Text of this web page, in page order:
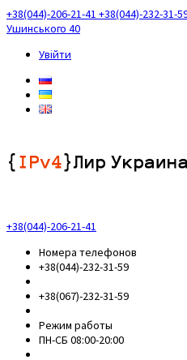
+38(044)-206-21-41 +38(044)-232-31-
Ушинського 40
Увійти
+38(044)-206-21-41
Номера телефонов
+38(044)-232-31-59
+38(067)-232-31-59
Режим работы
ПН-СБ 08:00-20:00